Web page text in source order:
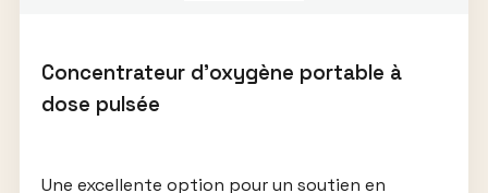
Concentrateur d’oxygène portable à
dose pulsée
Une excellente option pour un soutien en